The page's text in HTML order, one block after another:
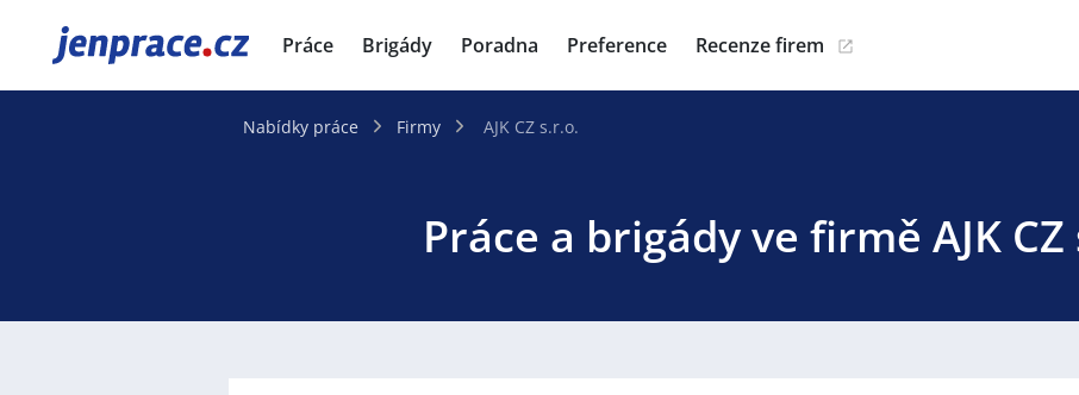
JenPráce.cz Práce Brigády Poradna Preference Recenze firem
Nabídky práce Firmy AJK CZ s.r.o.
Práce a brigády ve firmě AJK CZ